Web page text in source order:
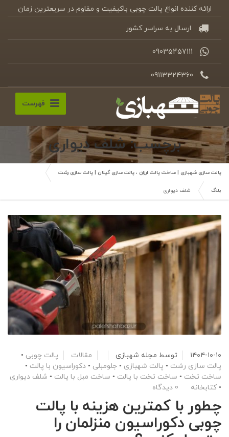
ارائه کننده انواع پالت چوبی باکیفیت و مقاوم در سریعترین زمان
ارسال به سراسر کشور
09035457111
09113324360
فهرست
برچسب: شلف دیواری
پالت سازی شهبازی | ساخت پالت ارزان ، پالت سازی گیلان | پالت سازی رشت
بلاگ شلف دیواری
۱۴۰۴-۱۰-۱۰ توسط مجله شهبازی مقالات پالت چوبی •
پالت سازی رشت • پالت شهبازی • جلومبلی • دکوراسیون با پالت •
ساخت تخت • ساخت تخت با پالت • ساخت مبل با پالت • شلف دیواری
•کتابخانه 0 دیدگاه
چطور با کمترین هزینه با پالت
چوبی دکوراسیون منزلمان را